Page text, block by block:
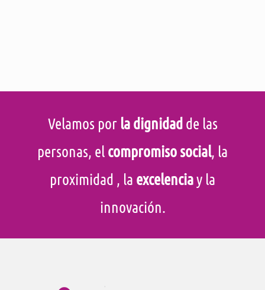
Velamos por la dignidadde las
personas, el compromiso social, la
proximidad , la excelenciay la
innovación.